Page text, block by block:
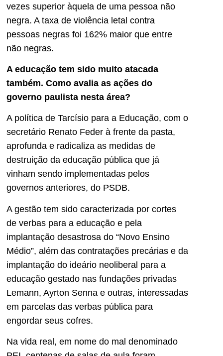
vezes superior àquela de uma pessoa não
negra. A taxa de violência letal contra
pessoas negras foi 162% maior que entre
não negras.
A educação tem sido muito atacada
também. Como avalia as ações do
governo paulista nesta área?
A política de Tarcísio para a Educação, com o
secretário Renato Feder à frente da pasta,
aprofunda e radicaliza as medidas de
destruição da educação pública que já
vinham sendo implementadas pelos
governos anteriores, do PSDB.
A gestão tem sido caracterizada por cortes
de verbas para a educação e pela
implantação desastrosa do “Novo Ensino
Médio”, além das contratações precárias e da
implantação do ideário neoliberal para a
educação gestado nas fundações privadas
Lemann, Ayrton Senna e outras, interessadas
em parcelas das verbas pública para
engordar seus cofres.
Na vida real, em nome do mal denominado